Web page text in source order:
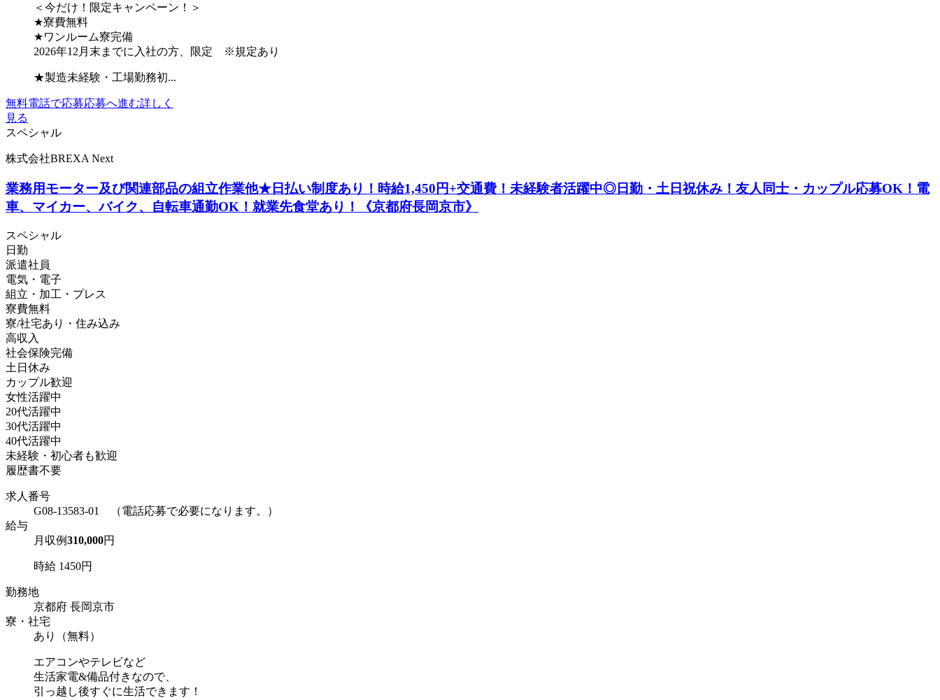
＜今だけ！限定キャンペーン！＞
★寮費無料
★ワンルーム寮完備
2026年12月末までに入社の方、限定 ※規定あり
★製造未経験・工場勤務初...
無料電話で応募応募へ進む詳しく
見る
スペシャル
株式会社BREXA Next
業務用モーター及び関連部品の組立作業他★日払い制度あり！時給1,450円+交通費！未経験者活躍中◎日勤・土日祝休み！友人同士・カップル応募OK！電
車、マイカー、バイク、自転車通勤OK！就業先食堂あり！《京都府長岡京市》
スペシャル
日勤
派遣社員
電気・電子
組立・加工・プレス
寮費無料
寮/社宅あり・住み込み
高収入
社会保険完備
土日休み
カップル歓迎
女性活躍中
20代活躍中
30代活躍中
40代活躍中
未経験・初心者も歓迎
履歴書不要
求人番号
G08-13583-01 （電話応募で必要になります。）
給与
月収例310,000円
時給 1450円
勤務地
京都府 長岡京市
寮・社宅
あり（無料）
エアコンやテレビなど
生活家電&備品付きなので、
引っ越し後すぐに生活できます！